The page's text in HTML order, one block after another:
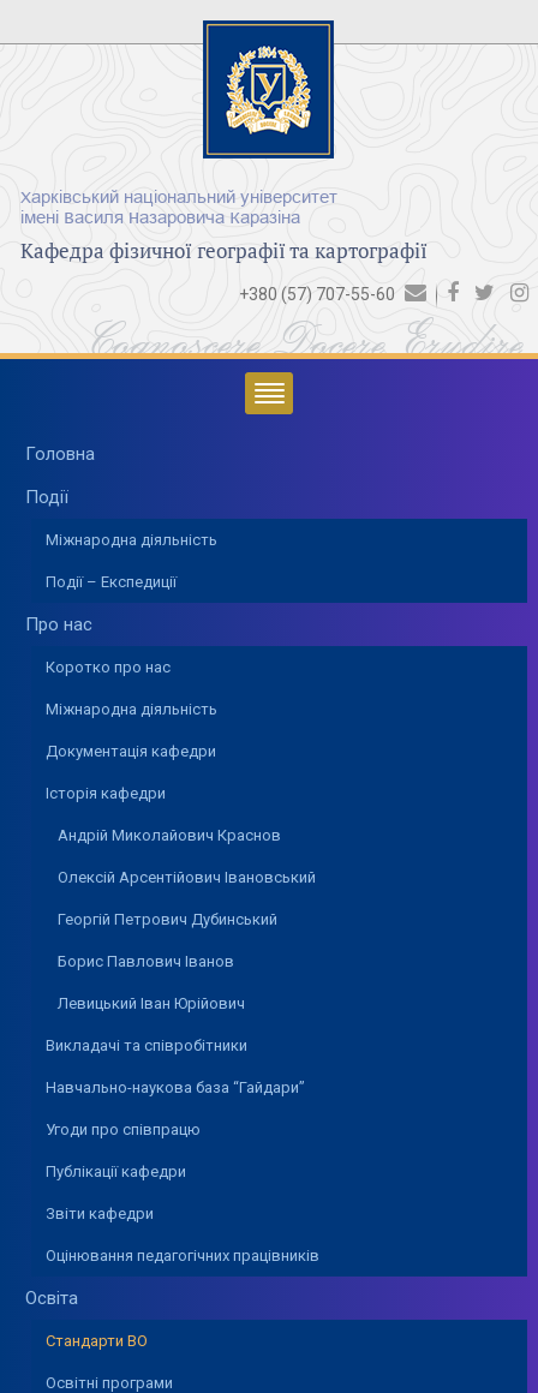
Харківський національний університет
імені Василя Назаровича Каразіна
Кафедра фізичної географії та картографії
+380 (57) 707-55-60
Cognoscere Docere Erudire
Головна
Події
Міжнародна діяльність
Події – Експедиції
Про нас
Коротко про нас
Міжнародна діяльність
Документація кафедри
Історія кафедри
Андрій Миколайович Краснов
Олексій Арсентійович Івановський
Георгій Петрович Дубинський
Борис Павлович Іванов
Левицький Іван Юрійович
Викладачі та співробітники
Навчально-наукова база “Гайдари”
Угоди про співпрацю
Публікації кафедри
Звіти кафедри
Оцінювання педагогічних працівників
Освіта
Стандарти ВО
Освітні програми